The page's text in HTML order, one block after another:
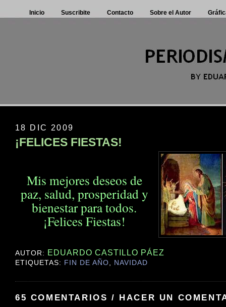
Inicio Suscribite Contacto Sobre el Autor
18 DIC 2009
¡FELICES FIESTAS!
Mis mejores deseos de
paz, salud, prosperidady
bienestar para todos.
¡Felices Fiestas!
AUTOR: EDUARDO CASTILLO PÁEZ
ETIQUETAS: FIN DE AÑO, NAVIDAD
65 COMENTARIOS / HACER UN